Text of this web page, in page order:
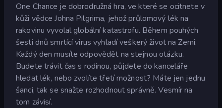
One Chance je dobrodružná hra, ve které se ocitnete v
kůži vědce Johna Pilgrima, jehož průlomový lék na
rakovinu vyvolal globální katastrofu. Během pouhých
šesti dnů smrtící virus vyhladí veškerý život na Zemi.
Každý den musíte odpovědět na stejnou otázku.
Budete trávit čas s rodinou, půjdete do kanceláře
hledat lék, nebo zvolíte třetí možnost? Máte jen jednu
šanci, tak se snažte rozhodnout správně. Vesmír na
tom závisí.